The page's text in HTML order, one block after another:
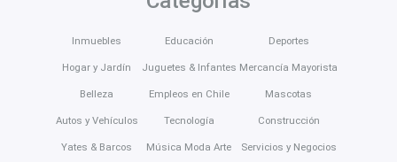
Inmuebles
Hogar y Jardín
Belleza
Autos y Vehículos
Yates & Barcos
Educación
Juguetes & Infantes
Empleos en Chile
Tecnología
Música Moda Arte
Deportes
Mercancía Mayorista
Mascotas
Construcción
Servicios y Negocios